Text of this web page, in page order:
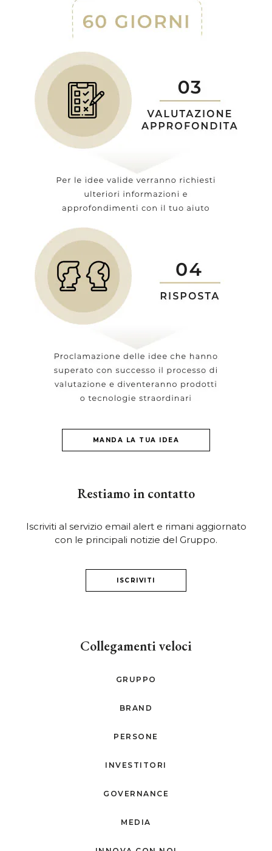
MANDA LA TUA IDEA
Restiamo in contatto
Iscriviti al servizio email alert e rimani aggiornato
con le principali notizie del Gruppo.
ISCRIVITI
Collegamenti veloci
GRUPPO
BRAND
PERSONE
INVESTITORI
GOVERNANCE
MEDIA